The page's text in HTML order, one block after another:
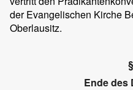
der Evangelischen Kirche
Oberlausitz.
Ende des